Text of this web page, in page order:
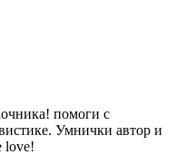
помоги с
Умнички автор и
love!